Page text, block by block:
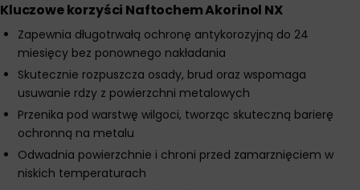
Kluczowe korzyści Naftochem Akorinol NX
Zapewnia długotrwałą ochronę antykorozyjną do 24
miesięcy bez ponownego nakładania
Skutecznie rozpuszcza osady, brud oraz wspomaga
usuwanie rdzy z powierzchni metalowych
Przenika pod warstwę wilgoci, tworząc skuteczną barierę
ochronną na metalu
Odwadnia powierzchnie i chroni przed zamarznięciem w
niskich temperaturach